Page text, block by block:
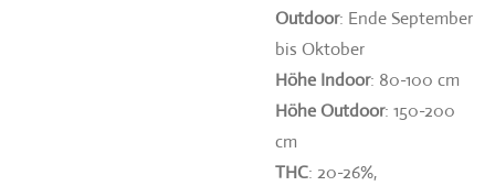
Outdoor: Ende September
bis Oktober
Höhe Indoor: 80-100 cm
Höhe Outdoor: 150-200
cm
THC: 20-26%,